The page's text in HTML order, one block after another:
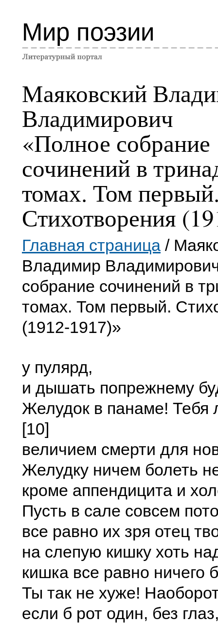
Мир поэзии
Маяковский
Владимирович
«Полное собрание
сочинений в
томах. Том
Стихотворения
Главная страница /
Владимир
собрание сочинений в
томах. Том первый.
(1912-1917)»
у пулярд,
и дышать попрежнему
Желудок в панаме! Тебя
[10]
величием смерти для
Желудку ничем болеть
кроме аппендицита и
Пусть в сале совсем
все равно их зря отец
на слепую кишку хоть
кишка все равно ничего
Ты так не хуже!
если б рот один, без